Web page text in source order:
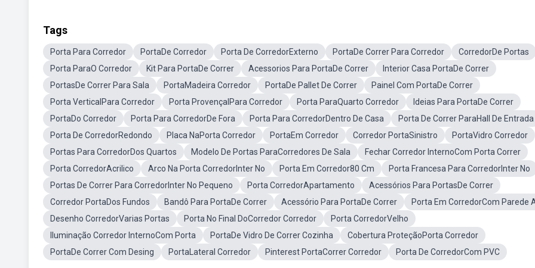
Tags
Porta Para Corredor PortaDe Corredor Porta De CorredorExterno PortaDe Correr Para Corredor
CorredorDe Portas
Porta ParaO Corredor
Kit Para PortaDe Correr Acessorios Para PortaDe Correr
Interior Casa PortaDe Correr
PortasDe Correr Para Sala
PortaMadeira Corredor PortaDe Pallet De Correr
Painel Com PortaDe Correr
Porta VerticalPara Corredor
Porta ProvençalPara Corredor Porta ParaQuarto Corredor
Ideias Para PortaDe Correr
PortaDo Corredor
Porta Para CorredorDe Fora Porta Para CorredorDentro De Casa
Porta De Correr ParaHall De Entrada
Porta De CorredorRedondo
Placa NaPorta Corredor PortaEm Corredor Corredor PortaSinistro
PortaVidro Corredor
Portas Para CorredorDos Quartos
Modelo De Portas ParaCorredores De Sala
Fechar Corredor InternoCom Porta Correr
Porta CorredorAcrilico
Arco Na Porta CorredorInter No Porta Em Corredor80 Cm
Porta Francesa Para CorredorInter No
Portas De Correr Para CorredorInter No Pequeno
Porta CorredorApartamento
Acessórios Para PortasDe Correr
Corredor PortaDos Fundos
Bandô Para PortaDe Correr Acessório Para PortaDe Correr
Porta Em CorredorCom Parede
Desenho CorredorVarias Portas
Porta No Final DoCorredor Corredor
Porta CorredorVelho
Iluminação Corredor InternoCom Porta
PortaDe Vidro De Correr Cozinha
Cobertura ProteçãoPorta Corredor
PortaDe Correr Com Desing
PortaLateral Corredor Pinterest PortaCorrer Corredor Porta De CorredorCom PVC